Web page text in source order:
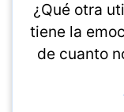
¿Qué otra
tiene la
de cuanto